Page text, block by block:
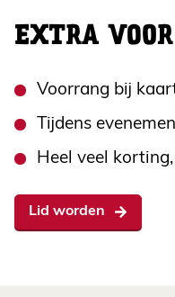
EXTRA
Voorrang bij
Tijdens
Heel veel
Lid worden